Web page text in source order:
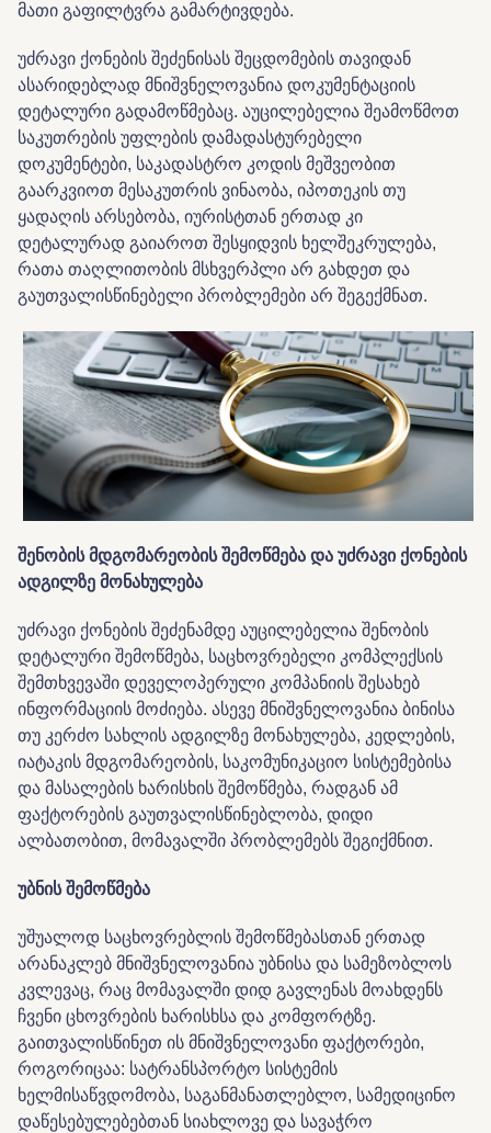
მათი გაფილტვრა გამარტივდება.
უძრავი ქონების შეძენისას შეცდომების თავიდან
ასარიდებლად მნიშვნელოვანია დოკუმენტაციის
დეტალური გადამოწმებაც. აუცილებელია შეამოწმოთ
საკუთრების უფლების დამადასტურებელი
დოკუმენტები, საკადასტრო კოდის მეშვეობით
გაარკვიოთ მესაკუთრის ვინაობა, იპოთეკის თუ
ყადაღის არსებობა, იურისტთან ერთად კი
დეტალურად გაიაროთ შესყიდვის ხელშეკრულება,
რათა თაღლითობის მსხვერპლი არ გახდეთ და
გაუთვალისწინებელი პრობლემები არ შეგექმნათ.
შენობისმდგომარეობისშემოწმება და უძრავიქონების
ადგილზე მონახულება
უძრავი ქონების შეძენამდე აუცილებელია შენობის
დეტალური შემოწმება, საცხოვრებელი კომპლექსის
შემთხვევაში დეველოპერული კომპანიის შესახებ
ინფორმაციის მოძიება. ასევე მნიშვნელოვანია ბინისა
თუ კერძო სახლის ადგილზე მონახულება, კედლების,
იატაკის მდგომარეობის, საკომუნიკაციო სისტემებისა
და მასალების ხარისხის შემოწმება, რადგან ამ
ფაქტორების გაუთვალისწინებლობა, დიდი
ალბათობით, მომავალში პრობლემებს შეგიქმნით.
უბნისშემოწმება
უშუალოდ საცხოვრებლის შემოწმებასთან ერთად
არანაკლებ მნიშვნელოვანია უბნისა და სამეზობლოს
კვლევაც, რაც მომავალში დიდ გავლენას მოახდენს
ჩვენი ცხოვრების ხარისხსა და კომფორტზე.
გაითვალისწინეთ ის მნიშვნელოვანი ფაქტორები,
როგორიცაა: სატრანსპორტო სისტემის
ხელმისაწვდომობა, საგანმანათლებლო, სამედიცინო
დაწესებულებებთან სიახლოვე და სავაჭრო